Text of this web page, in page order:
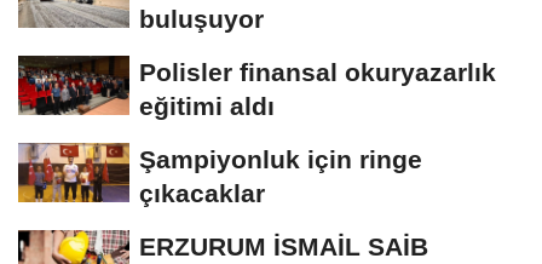
buluşuyor
Polisler finansal okuryazarlık
eğitimi aldı
Şampiyonluk için ringe
çıkacaklar
ERZURUM İSMAİL SAİB